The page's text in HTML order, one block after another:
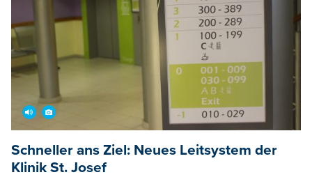
Schneller ans Ziel: Neues Leitsystem der
Klinik St. Josef